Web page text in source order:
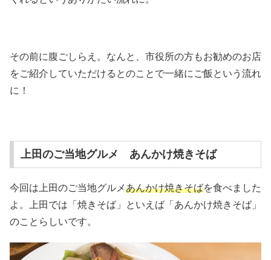
その前に腹ごしらえ。なんと、市役所の方もお勧めのお店
をご紹介していただけるとのことで一緒にご飯という流れ
に！
上田のご当地グルメ あんかけ焼きそば
今回は上田のご当地グルメあんかけ焼きそばを食べました
よ。上田では「焼きそば」といえば「あんかけ焼きそば」
のことらしいです。